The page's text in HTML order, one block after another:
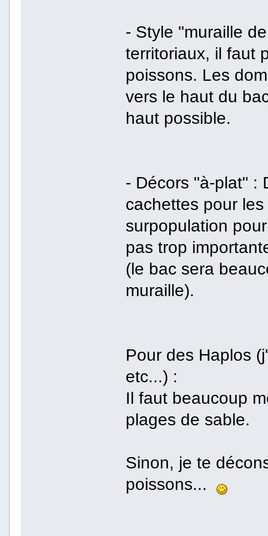
- Style "muraille
territoriaux, il faut
poissons. Les
vers le haut du
haut possible.
- Décors "à-plat" :
cachettes pour
surpopulation
pas trop
(le bac sera
muraille).
Pour des Haplos
etc...) :
Il faut beaucoup
plages de sable.
Sinon, je te
poissons...